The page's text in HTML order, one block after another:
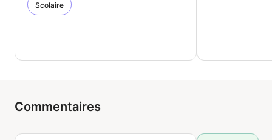
Scolaire
Commentaires